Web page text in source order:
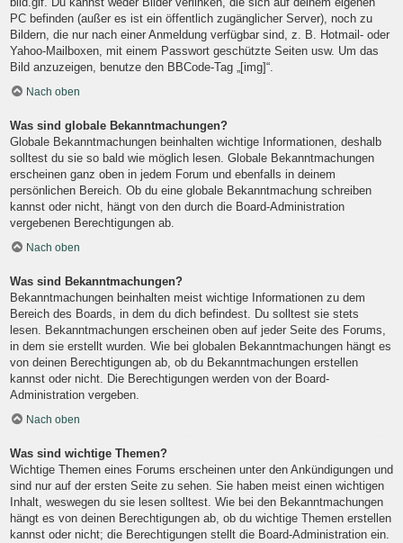
PC befinden (außer es ist ein öffentlich zugänglicher Server), noch zu
Bildern, die nur nach einer Anmeldung verfügbar sind, z. B. Hotmail- oder
Yahoo-Mailboxen, mit einem Passwort geschützte Seiten usw. Um das
Bild anzuzeigen, benutze den BBCode-Tag „[img]“.
Nach oben
Was sind globale Bekanntmachungen?
Globale Bekanntmachungen beinhalten wichtige Informationen, deshalb
solltest du sie so bald wie möglich lesen. Globale Bekanntmachungen
erscheinen ganz oben in jedem Forum und ebenfalls in deinem
persönlichen Bereich. Ob du eine globale Bekanntmachung schreiben
kannst oder nicht, hängt von den durch die Board-Administration
vergebenen Berechtigungen ab.
Nach oben
Was sind Bekanntmachungen?
Bekanntmachungen beinhalten meist wichtige Informationen zu dem
Bereich des Boards, in dem du dich befindest. Du solltest sie stets
lesen. Bekanntmachungen erscheinen oben auf jeder Seite des Forums,
in dem sie erstellt wurden. Wie bei globalen Bekanntmachungen hängt es
von deinen Berechtigungen ab, ob du Bekanntmachungen erstellen
kannst oder nicht. Die Berechtigungen werden von der Board-
Administration vergeben.
Nach oben
Was sind wichtige Themen?
Wichtige Themen eines Forums erscheinen unter den Ankündigungen und
sind nur auf der ersten Seite zu sehen. Sie haben meist einen wichtigen
Inhalt, weswegen du sie lesen solltest. Wie bei den Bekanntmachungen
hängt es von deinen Berechtigungen ab, ob du wichtige Themen erstellen
kannst oder nicht; die Berechtigungen stellt die Board-Administration ein.